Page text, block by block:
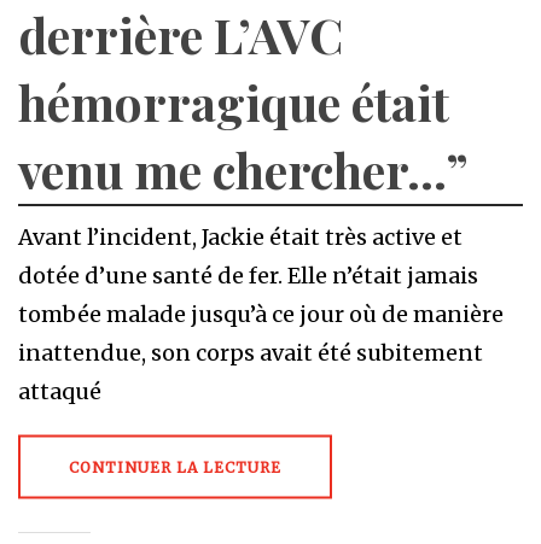
derrière L’AVC
hémorragique était
venu me chercher…”
Avant l’incident, Jackie était très active et
dotée d’une santé de fer. Elle n’était jamais
tombée malade jusqu’à ce jour où de manière
inattendue, son corps avait été subitement
attaqué
CONTINUER LA LECTURE